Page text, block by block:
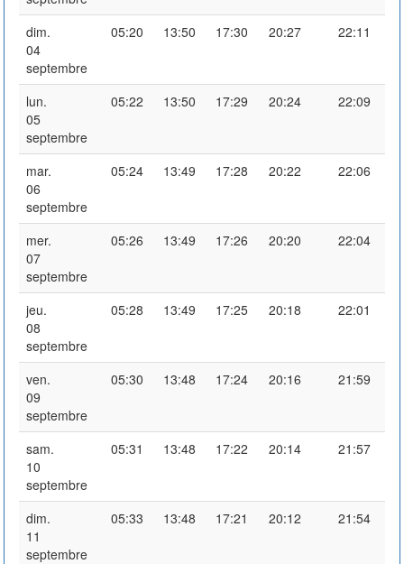
dim.
04
septembre
05:20 13:50 17:30 20:27 22:11
lun.
05
septembre
05:22 13:50 17:29 20:24 22:09
mar.
06
septembre
05:24 13:49 17:28 20:22 22:06
mer.
07
septembre
05:26 13:49 17:26 20:20 22:04
jeu.
08
septembre
05:28 13:49 17:25 20:18 22:01
ven.
09
septembre
05:30 13:48 17:24 20:16 21:59
sam.
10
septembre
05:31 13:48 17:22 20:14 21:57
dim.
11
septembre
05:33 13:48 17:21 20:12 21:54